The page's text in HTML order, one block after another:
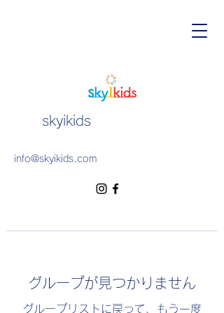
skyikids
info@skyikids.com
グループが見つかりません
グループリストに戻って、もう一度